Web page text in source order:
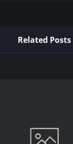
Related Posts